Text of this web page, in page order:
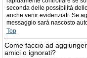
seconda delle possibilità
anche venir evidenziati. Se
messaggio sarà nascosto
Top
Come faccio ad
amici o ignorati?